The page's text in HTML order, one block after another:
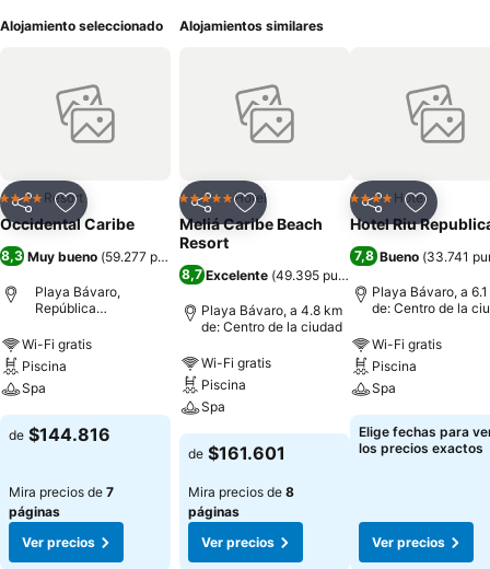
deportes acuáticos en su maravillosa playa o relajarse en las
para familias, parejas y amigos gracias a sus completas
instalaciones y servicios. Descubra un lugar en el que aburrirse es
imposible y donde podrá disfrutar de la exquisitez de las aguas y la
Alojamiento seleccionado
CompartirAgregar a favoritos
4 EstrellasResort
Occidental Caribe
8,3 Muy bueno (59.277 puntuaciones
Playa Bávaro,
República
Wi-Fi gratis
Piscina
Spa
de $144.816
Mira precios de 7
páginas
Ver precios
Alojamientos similares
CompartirAgregar a favoritos
5 EstrellasHotel
Meliá Caribe Beach
Resort
8,7 Excelente (49.395 puntuaciones
Playa Bávaro, a 4.8 km
de: Centro de la ciudad
Wi-Fi gratis
Piscina
Spa
de $161.601
Mira precios de 8
páginas
Ver precios
CompartirAgregar
4 EstrellasHotel
Hotel Riu
7,8 Bueno (33.741
Playa Bávaro, a
de: Centro de la
Wi-Fi gratis
Piscina
Spa
Elige fechas para
los precios exactos
Ver precios